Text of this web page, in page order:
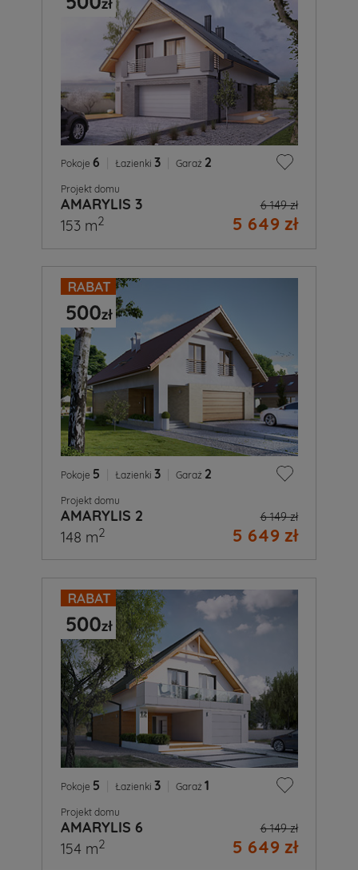
Pokoje 6 Łazienki 3 Garaż 2
Projekt domu
AMARYLIS 3 6 149 zł
5 649 zł
153 m2
Pokoje 5 Łazienki 3 Garaż 2
Projekt domu
AMARYLIS 2 6 149 zł
5 649 zł
148 m2
Pokoje 5 Łazienki 3 Garaż 1
Projekt domu
AMARYLIS 6 6 149 zł
5 649 zł
154 m2